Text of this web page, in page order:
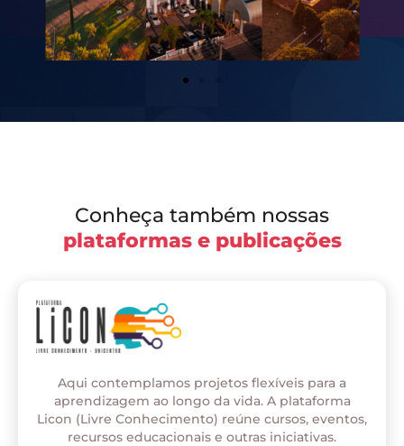
Conheça também nossas
plataformas e publicações
Aqui contemplamos projetos flexíveis para a
aprendizagem ao longo da vida. A plataforma
Licon (Livre Conhecimento) reúne cursos, eventos,
recursos educacionais e outras iniciativas.